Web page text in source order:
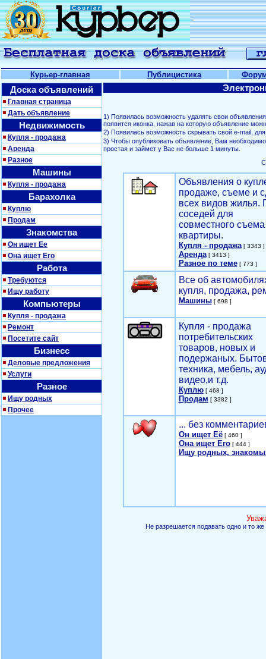
Курьер-главная Публицистика
Доска объявлений
Главная страница
Дать объявление
Недвижимость
Купля - продажа
Аренда
Разное
Машины
Купля - продажа
Барахолка
Куплю
Продам
Знакомства
Он ищет Ее
Она ищет Его
Работа
Требуются
Ищу работу
Компьютеры
Купля - продажа
Ремонт
Посетите сайт
Бизнесс
Деловые предложения
Услуги
Разное
Ищу родных
Прочее
1) Появилась возможность удалять свои
появится иконка, нажав на которую объявление
2) Появилась возможность скрывать свой е-mail,
3) Чтобы опубликовать объявление, Вам
простая и займет у Вас не больше 1 минуты.
Объявления о
продаже, съеме и
всех видов жилья.
соседей для
совместного съема
квартиры.
Купля - продажа[ 3343 ]
Аренда[ 3413 ]
Разное по теме[ 773 ]
Все об
купля, продажа,
Машины[ 698 ]
Купля - продажа
потребительских
товаров, новых и
подержаных.
техника, мебель,
видео,и т.д.
Куплю[ 468 ]
Продам [ 3382 ]
... без
Он ищет Её[ 460 ]
Она ищет Его[ 444 ]
Ищу родных,
Не разрешается подавать одно и то